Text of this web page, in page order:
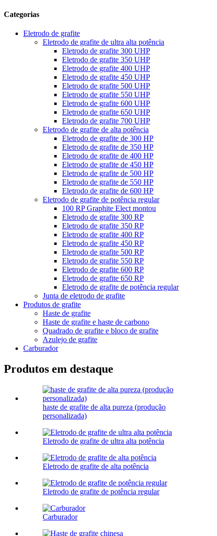
Categorias
Eletrodo de grafite
Eletrodo de grafite de ultra alta potência
Eletrodo de grafite 300 UHP
Eletrodo de grafite 350 UHP
Eletrodo de grafite 400 UHP
Eletrodo de grafite 450 UHP
Eletrodo de grafite 500 UHP
Eletrodo de grafite 550 UHP
Eletrodo de grafite 600 UHP
Eletrodo de grafite 650 UHP
Eletrodo de grafite 700 UHP
Eletrodo de grafite de alta potência
Eletrodo de grafite de 300 HP
Eletrodo de grafite de 350 HP
Eletrodo de grafite de 400 HP
Eletrodo de grafite de 450 HP
Eletrodo de grafite de 500 HP
Eletrodo de grafite de 550 HP
Eletrodo de grafite de 600 HP
Eletrodo de grafite de potência regular
100 RP Graphite Elect montou
Eletrodo de grafite 300 RP
Eletrodo de grafite 350 RP
Eletrodo de grafite 400 RP
Eletrodo de grafite 450 RP
Eletrodo de grafite 500 RP
Eletrodo de grafite 550 RP
Eletrodo de grafite 600 RP
Eletrodo de grafite 650 RP
Eletrodo de grafite de potência regular
Junta de eletrodo de grafite
Produtos de grafite
Haste de grafite
Haste de grafite e haste de carbono
Quadrado de grafite e bloco de grafite
Azulejo de grafite
Carburador
Produtos em destaque
haste de grafite de alta pureza (produção
personalizada)
Eletrodo de grafite de ultra alta potência
Eletrodo de grafite de alta potência
Eletrodo de grafite de potência regular
Carburador